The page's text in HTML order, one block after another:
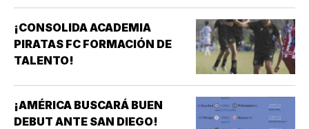
¡CONSOLIDA ACADEMIA
PIRATAS FC FORMACIÓN DE
TALENTO!
¡AMÉRICA BUSCARÁ BUEN
DEBUT ANTE SAN DIEGO!